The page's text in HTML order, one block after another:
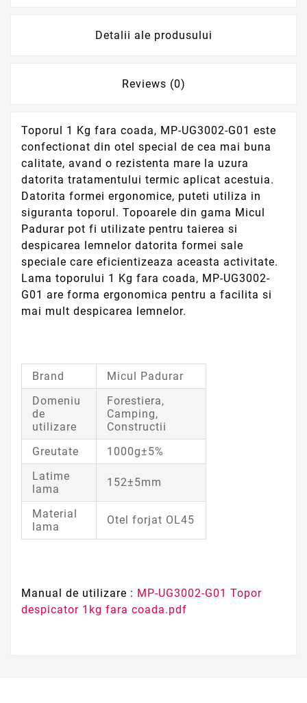
Detalii ale produsului
Reviews (0)
Toporul 1 Kg fara coada, MP-UG3002-G01 este
confectionat din otel special de cea mai buna
calitate, avand o rezistenta mare la uzura
datorita tratamentului termic aplicat acestuia.
Datorita formei ergonomice, puteti utiliza in
siguranta toporul. Topoarele din gama Micul
Padurar pot fi utilizate pentru taierea si
despicarea lemnelor datorita formei sale
speciale care eficientizeaza aceasta activitate.
Lama toporului 1 Kg fara coada, MP-UG3002-
G01 are forma ergonomica pentru a facilita si
mai mult despicarea lemnelor.
Brand
Micul Padurar
Domeniu
de
utilizare
Forestiera,
Camping,
Constructii
Greutate
1000g±5%
Latime
lama
152±5mm
Material
lama
Otel forjat OL45
Manual de utilizare : MP-UG3002-G01 Topor
despicator 1kg fara coada.pdf